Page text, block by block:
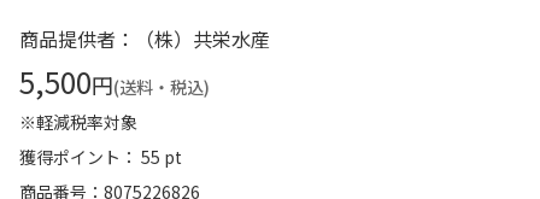
商品提供者：（株）共栄水産
5,500円(送料・税込)
※軽減税率対象
獲得ポイント： 55 pt
商品番号
8075226826